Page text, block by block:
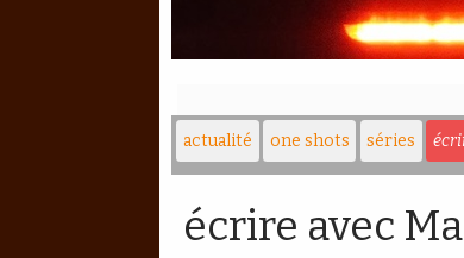
actualité one shots séries
écrire avec